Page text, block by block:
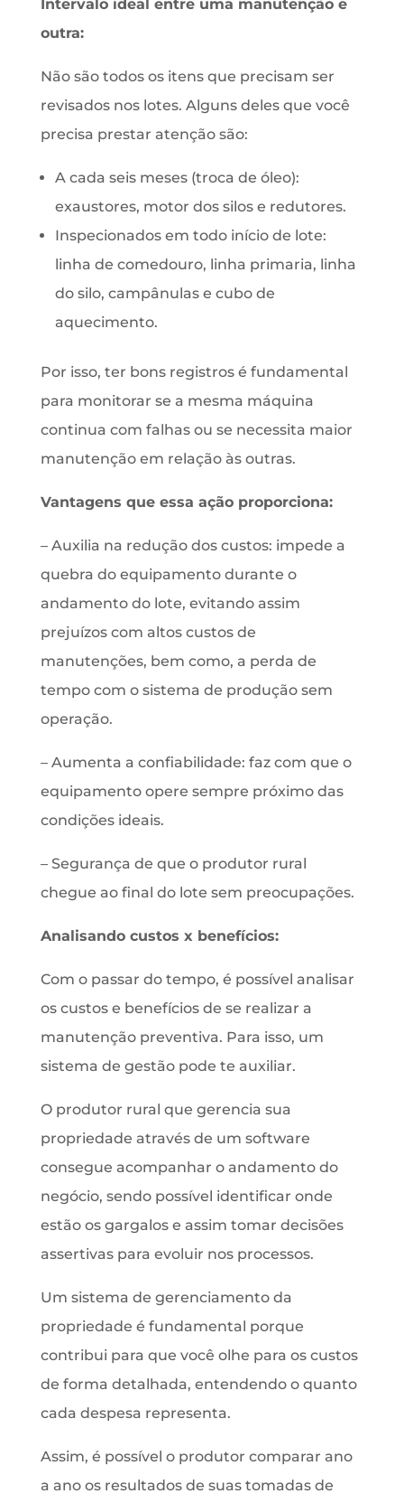
Intervalo ideal entre uma manutenção e
outra:
Não são todos os itens que precisam ser
revisados nos lotes. Alguns deles que você
precisa prestar atenção são:
A cada seis meses (troca de óleo):
exaustores, motor dos silos e redutores.
Inspecionados em todo início de lote:
linha de comedouro, linha primaria, linha
do silo, campânulas e cubo de
aquecimento.
Por isso, ter bons registros é fundamental
para monitorar se a mesma máquina
continua com falhas ou se necessita maior
manutenção em relação às outras.
Vantagens que essa ação proporciona:
– Auxilia na redução dos custos: impede a
quebra do equipamento durante o
andamento do lote, evitando assim
prejuízos com altos custos de
manutenções, bem como, a perda de
tempo com o sistema de produção sem
operação.
– Aumenta a confiabilidade: faz com que o
equipamento opere sempre próximo das
condições ideais.
– Segurança de que o produtor rural
chegue ao final do lote sem preocupações.
Analisando custos x benefícios:
Com o passar do tempo, é possível analisar
os custos e benefícios de se realizar a
manutenção preventiva. Para isso, um
sistema de gestão pode te auxiliar.
O produtor rural que gerencia sua
propriedade através de um software
consegue acompanhar o andamento do
negócio, sendo possível identificar onde
estão os gargalos e assim tomar decisões
assertivas para evoluir nos processos.
Um sistema de gerenciamento da
propriedade é fundamental porque
contribui para que você olhe para os custos
de forma detalhada, entendendo o quanto
cada despesa representa.
Assim, é possível o produtor comparar ano
a ano os resultados de suas tomadas de